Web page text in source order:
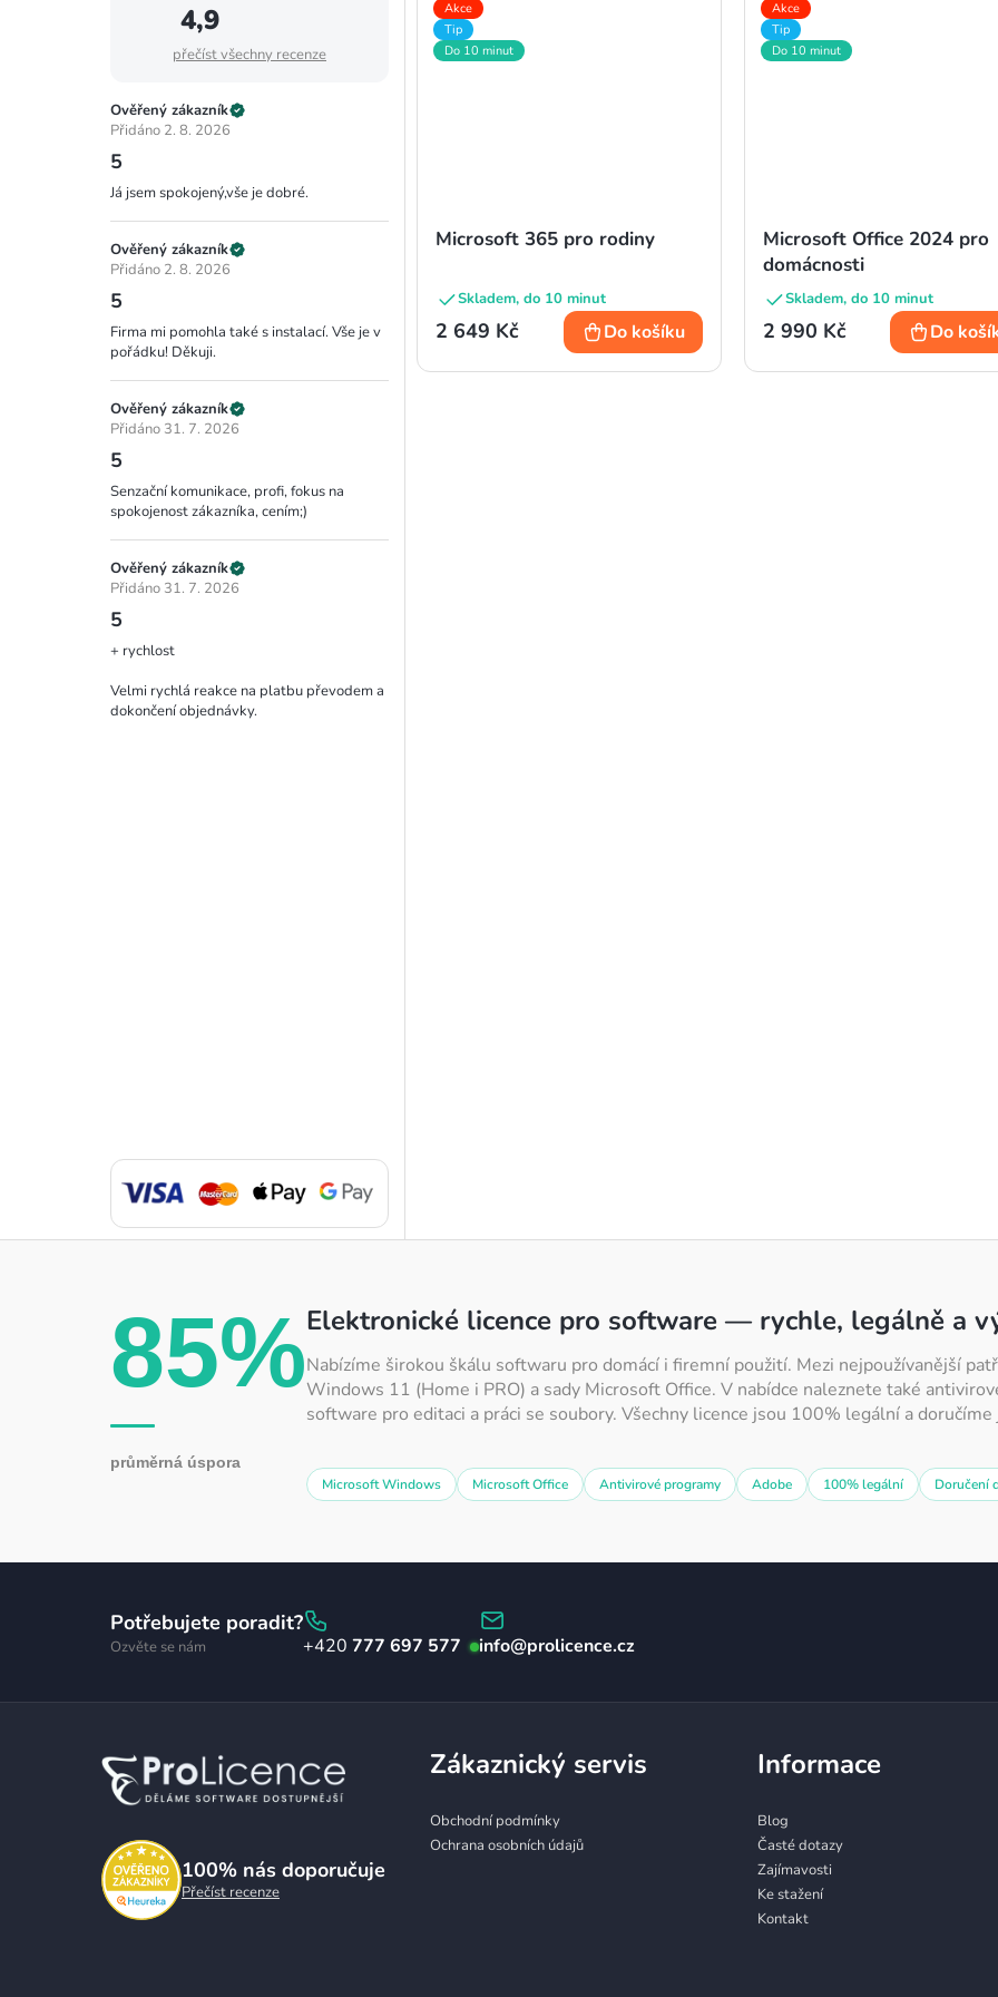
4,9
přečíst všechny recenze
Ověřený zákazník
Přidáno 2. 8. 2026
5
Já jsem spokojený,vše je dobré.
Ověřený zákazník
Přidáno 2. 8. 2026
5
Firma mi pomohla také s instalací. Vše je v
pořádku! Děkuji.
Ověřený zákazník
Přidáno 31. 7. 2026
5
Senzační komunikace, profi, fokus na
spokojenost zákazníka, cením;)
Ověřený zákazník
Přidáno 31. 7. 2026
5
+ rychlost
Velmi rychlá reakce na platbu převodem a
dokončení objednávky.
Akce
Tip
Do 10 minut
Microsoft 365 pro rodiny
Skladem, do 10 minut
2 649 Kč Do košíku
Akce
Tip
Do 10 minut
Microsoft Office 2024 pro
domácnosti
Skladem, do 10 minut
2 990 Kč Do
85%
průměrná úspora
Elektronické licence pro software — rychle, legálně a
Nabízíme širokou škálu softwaru pro domácí i firemní použití. Mezi nejpoužívanější
Windows 11 (Home i PRO) a sady Microsoft Office. V nabídce naleznete také
software pro editaci a práci se soubory. Všechny licence jsou 100% legální a
Microsoft Windows Microsoft Office Antivirové programy Adobe 100% legální Doručení
a
100% nás doporučuje
Přečíst recenze
Zákaznický servis
Obchodní podmínky
Ochrana osobních údajů
Informace
Blog
Časté dotazy
Zajímavosti
Ke stažení
Kontakt
Potřebujete poradit?
Ozvěte se nám 777 697 577 info@prolicence.cz